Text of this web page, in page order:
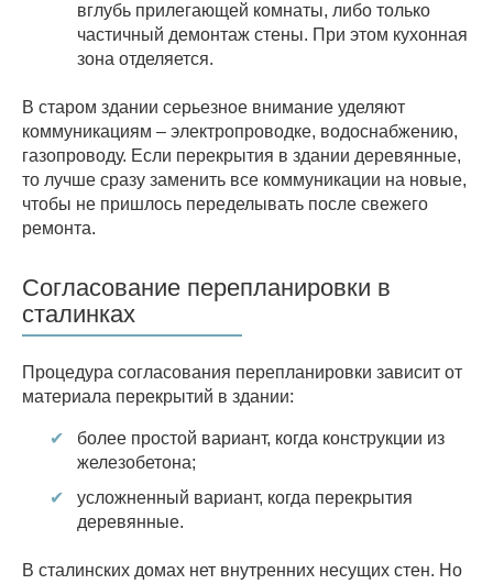
вглубь прилегающей комнаты, либо только
частичный демонтаж стены. При этом кухонная
зона отделяется.
В старом здании серьезное внимание уделяют
коммуникациям – электропроводке, водоснабжению,
газопроводу. Если перекрытия в здании деревянные,
то лучше сразу заменить все коммуникации на новые,
чтобы не пришлось переделывать после свежего
ремонта.
Согласование перепланировки в
сталинках
Процедура согласования перепланировки зависит от
материала перекрытий в здании:
более простой вариант, когда конструкции из
железобетона;
усложненный вариант, когда перекрытия
деревянные.
В сталинских домах нет внутренних несущих стен. Но